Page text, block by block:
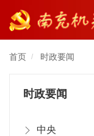
首页 / 时政要闻
时政要闻
中央